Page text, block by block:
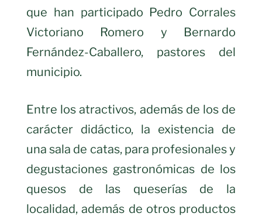
que han participado Pedro Corrales
Victoriano Romero y Bernardo
Fernández-Caballero, pastores del
municipio.
Entre los atractivos, además de los de
carácter didáctico, la existencia de
una sala de catas, para profesionales y
degustaciones gastronómicas de los
quesos de las queserías de la
localidad, además de otros productos